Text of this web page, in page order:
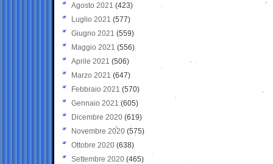
Agosto 2021 (423)
Luglio 2021 (577)
Giugno 2021(559)
Maggio 2021 (556)
Aprile 2021 (506)
Marzo 2021 (647)
Febbraio 2021 (570)
Gennaio 2021 (605)
Dicembre 2020 (619)
Novembre 2020 (575)
Ottobre 2020 (638)
Settembre 2020(465)